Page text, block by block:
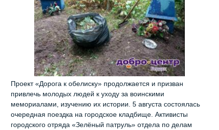
Проект «Дорога к обелиску» продолжается и призван
привлечь молодых людей к уходу за воинскими
мемориалами, изучению их истории. 5 августа состоялась
очередная поездка на городское кладбище. Активисты
городского отряда «Зелёный патруль» отдела по делам